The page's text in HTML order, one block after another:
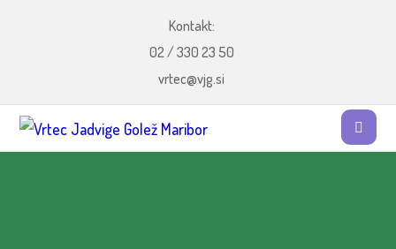
Kontakt:
02 / 330 23 50
vrtec@vjg.si